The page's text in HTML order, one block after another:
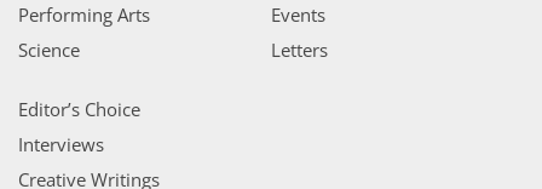
Performing Arts
Science
Events
Letters
Editor’s Choice
Interviews
Creative Writings